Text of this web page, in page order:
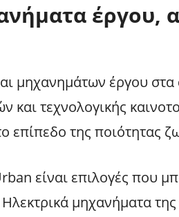
έργου,
μηχανημάτων έργου στα
και τεχνολογικής
επίπεδο της ποιότητας
είναι επιλογές που
μηχανήματα